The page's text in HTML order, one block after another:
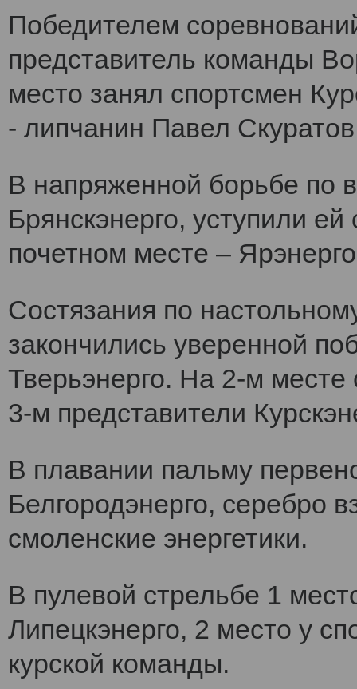
Победителем
представитель команды
место занял спортсмен
- липчанин Павел
В напряженной борьбе по
Брянскэнерго, уступили
почетном месте –
Состязания по
закончились уверенной
Тверьэнерго. На 2-м
3-м представители
В плавании пальму
Белгородэнерго, серебро
смоленские энергетики.
В пулевой стрельбе 1
Липецкэнерго, 2 место у
курской команды.